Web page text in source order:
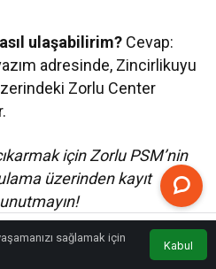
ulaşabilirim? Cevap:
adresinde, Zincirlikuyu
Zorlu Center
için Zorlu PSM’nin
üzerinden kayıt
sağlamak için
Kabul
Trafik